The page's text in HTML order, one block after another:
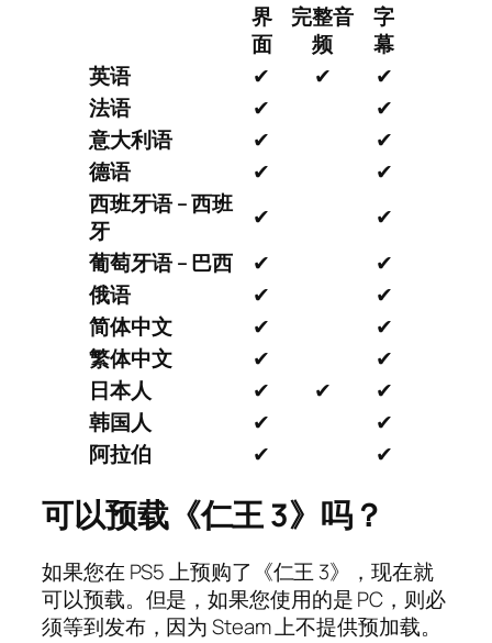
界
面
完整音
频
字
幕
英语
✔ ✔
✔
法语
✔
✔
意大利语
✔
✔
德语
✔
✔
西班牙语 – 西班
牙
✔
✔
葡萄牙语 – 巴西
✔
✔
俄语
✔
✔
简体中文
✔
✔
繁体中文
✔
✔
日本人
✔ ✔
✔
韩国人
✔
✔
阿拉伯
✔ ✔
可以预载《仁王 3》吗？
如果您在 PS5 上预购了《仁王 3》，现在就
可以预载。但是，如果您使用的是 PC，则必
须等到发布，因为 Steam 上不提供预加载。